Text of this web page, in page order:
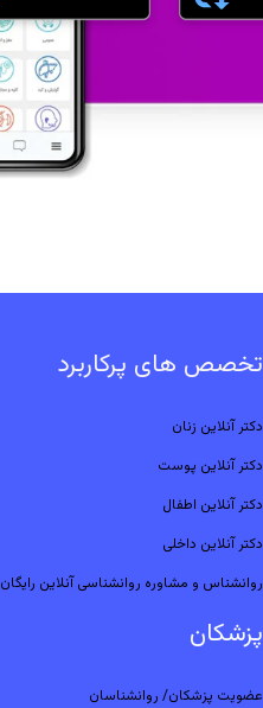
تخصص های پرکاربرد
دکتر آنلاین زنان
دکتر آنلاین پوست
دکتر آنلاین اطفال
دکتر آنلاین داخلی
روانشناس و مشاوره روانشناسی آنلاین رایگان
پزشکان
عضویت پزشکان/ روانشناسان